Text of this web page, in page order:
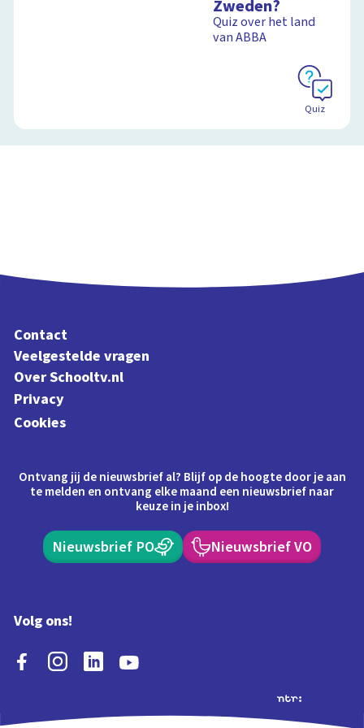
levensstijl invloed
heeft op de aarde
Schoolplaat
Zweden?
Quiz over het land
van ABBA
Quiz
Contact
Veelgestelde vragen
Over Schooltv.nl
Privacy
Cookies
Ontvang jij de nieuwsbrief al? Blijf op de hoogte door je aan
te melden en ontvang elke maand een nieuwsbrief naar
keuze in je inbox!
Nieuwsbrief PO Nieuwsbrief VO
Volg ons!